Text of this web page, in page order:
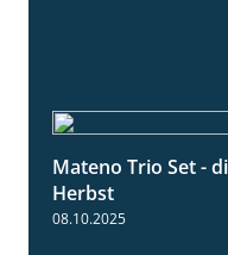
Mateno Trio Set -
Herbst
08.10.2025